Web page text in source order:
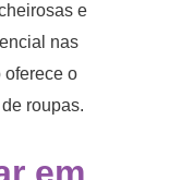
e
nas
oferece o
roupas.